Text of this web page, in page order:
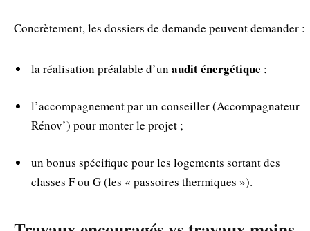
Concrètement, les dossiers de demande peuvent demander :
la réalisation préalable d’un audit énergétique ;
l’accompagnement par un conseiller (Accompagnateur
Rénov’) pour monter le projet ;
un bonus spécifique pour les logements sortant des
classes F ou G (les « passoires thermiques »).